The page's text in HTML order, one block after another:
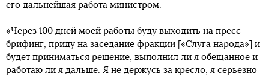
его дальнейшая работа министром.
«Через 100 дней моей работы буду выходить на пресс-
брифинг, приду на заседание фракции [«Слуга народа»] и
будет приниматься решение, выполнил ли я обещанное и
работаю ли я дальше. Я не держусь за кресло, я серьезно